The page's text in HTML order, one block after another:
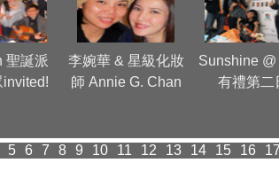
聖誕派
李婉華 & 星級化妝
師 Annie G. Chan
Sunshine @
有禮第二
5 6 7 8 9 10 11 12 13 14 15 16 17